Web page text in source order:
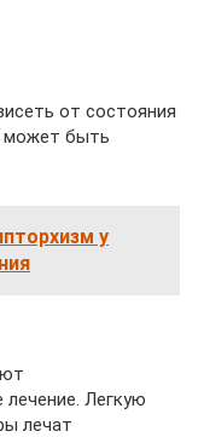
от состояния
может быть
у
лечение. Легкую
лечат